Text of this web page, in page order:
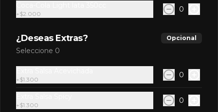
Conócenos
+$2.000
0
¿Deseas Extras? Opcional
Seleccione 0
+$1.300
0
+$1.300
0